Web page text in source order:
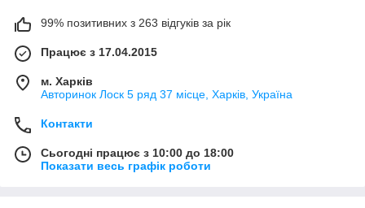
99% позитивних з 263 відгуків за рік
Працює з 17.04.2015
м. Харків
Авторинок Лоск 5 ряд 37 місце, Харків, Україна
Контакти
Сьогодні працює з 10:00 до 18:00
Показати весь графік роботи